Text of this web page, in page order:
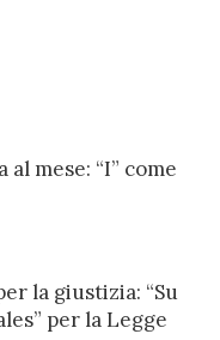
mese: “I” come
la giustizia: “Su
per la Legge